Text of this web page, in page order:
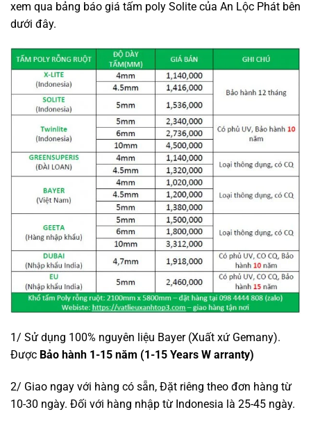
xem qua bảng báo giá tấm poly Solite của An Lộc Phát bên
dưới đây.
1/ Sử dụng 100% nguyên liệu Bayer (Xuất xứ Gemany).
Được Bảo hành 1-15 năm (1-15 Years W arranty)
2/ Giao ngay với hàng có sẵn, Đặt riêng theo đơn hàng từ
10-30 ngày. Đối với hàng nhập từ Indonesia là 25-45 ngày.